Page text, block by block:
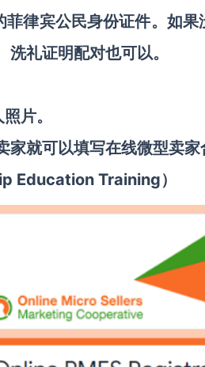
菲律宾公民身份证件。如
礼证明配对也可以。
片。
家就可以填写在线微型卖
Education Training）